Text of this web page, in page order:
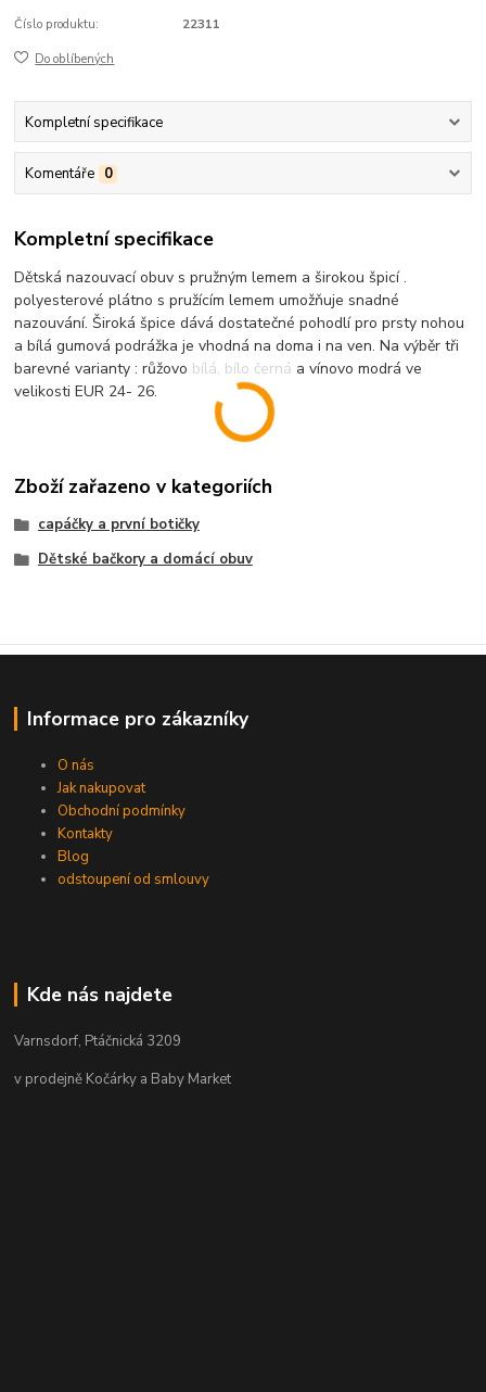
Číslo produktu: 22311
Do oblíbených
Kompletní specifikace
Komentáře 0
Kompletní specifikace
Dětská nazouvací obuv s pružným lemem a širokou špicí .
polyesterové plátno s pružícím lemem umožňuje snadné
nazouvání. Široká špice dává dostatečné pohodlí pro prsty nohou
a bílá gumová podrážka je vhodná na doma i na ven. Na výběr tři
barevné varianty : růžovo bílá, bílo černá a vínovo modrá ve
velikosti EUR 24- 26.
Zboží zařazeno v kategoriích
capáčky a první botičky
Dětské bačkory a domácí obuv
Informace pro zákazníky
O nás
Jak nakupovat
Obchodní podmínky
Kontakty
Blog
odstoupení od smlouvy
Kde nás najdete
Varnsdorf, Ptáčnická 3209
v prodejně Kočárky a Baby Market